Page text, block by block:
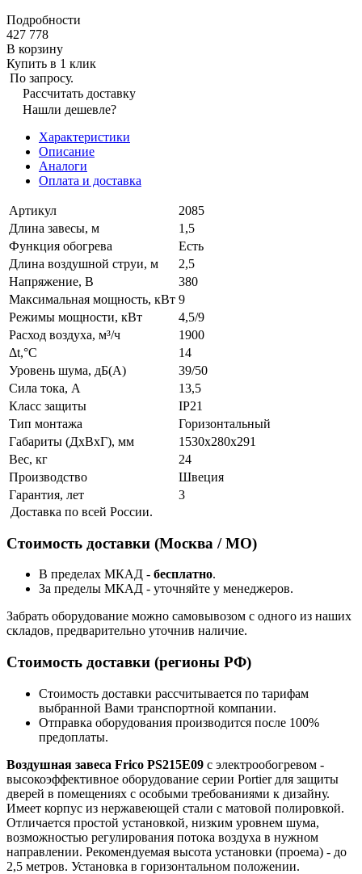
Подробности
427 778
В корзину
Купить в 1 клик
По запросу.
Рассчитать доставку
Нашли дешевле?
Характеристики
Описание
Аналоги
Оплата и доставка
Артикул
2085
Длина завесы, м
1,5
Функция обогрева
Есть
Длина воздушной струи, м
2,5
Напряжение, В
380
Максимальная мощность, кВт 9
Режимы мощности, кВт
4,5/9
Расход воздуха, м³/ч
1900
Δt,°C
14
Уровень шума, дБ(A)
39/50
Сила тока, А
13,5
Класс защиты
IP21
Тип монтажа
Горизонтальный
Габариты (ДхВхГ), мм
1530х280х291
Вес, кг
24
Производство
Швеция
Гарантия, лет
3
Доставка по всей России.
Стоимость доставки (Москва / МО)
В пределах МКАД - бесплатно.
За пределы МКАД - уточняйте у менеджеров.
Забрать оборудование можно самовывозом с одного из наших
складов, предварительно уточнив наличие.
Стоимость доставки (регионы РФ)
Стоимость доставки рассчитывается по тарифам
выбранной Вами транспортной компании.
Отправка оборудования производится после 100%
предоплаты.
Воздушная завеса Frico PS215E09 с электрообогревом -
высокоэффективное оборудование серии Portier для защиты
дверей в помещениях с особыми требованиями к дизайну.
Имеет корпус из нержавеющей стали с матовой полировкой.
Отличается простой установкой, низким уровнем шума,
возможностью регулирования потока воздуха в нужном
направлении. Рекомендуемая высота установки (проема) - до
2,5 метров. Установка в горизонтальном положении.